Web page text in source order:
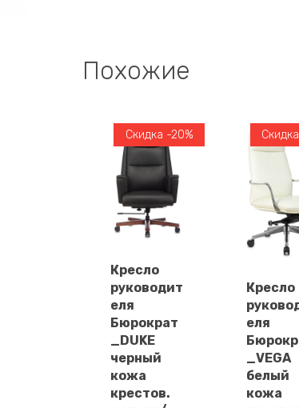
Похожие
В
корзину
Скидка -20%
Кресло
руководит
еля
Бюрократ
_DUKE
черный
кожа
крестов.
В
Кресло
еля
_VEGA
белый
кожа